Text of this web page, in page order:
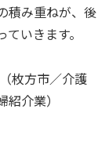
積み重ねが、後
いきます。
枚方市／介護
介業）